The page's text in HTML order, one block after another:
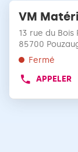
Appuyer
sur
touche
ENTRÉE
obtenir
de
Point
de
vente
:
VM
13 rue du Bois
85700
Fermé
APPELER
AFFICHER